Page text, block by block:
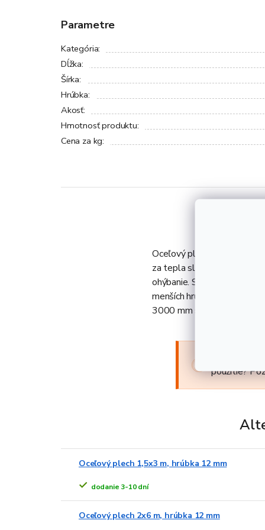
Parametre
Kategória:
Dĺžka:
Šírka:
Hrúbka:
Akosť:
Hmotnosť produktu:
Cena za kg:
Oceľový plech 1,5x3 m,
za tepla slúži ako
ohýbanie. Spektrum jeho
menších hrúbok,
3000 mm s hrúbkou 12
Viete, že
použitie?
Oceľový plech 1,5x3 m, hrúbka 12 mm
dodanie 3-10 dní
Oceľový plech 2x6 m, hrúbka 12 mm